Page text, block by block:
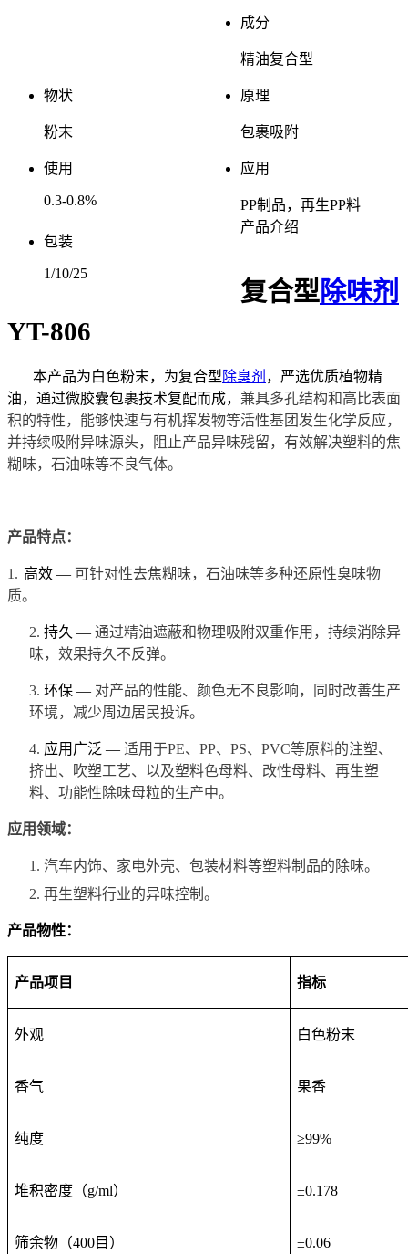
成分
精油复合型
物状
粉末
原理
包裹吸附
使用
0.3-0.8%
应用
PP制品，再生PP料
包装
1/10/25
产品介绍
复合型除味剂
YT-806
本产品为白色粉末，为复合型除臭剂 ，严选优质植物精
油，通过微胶囊包裹技术复配而成， 兼具多孔结构和高比表面
积的特性，能够快速与有机挥发物等活性基团发生化学反应，
并持续吸附异味源头，阻止产品异味残留，有效解决塑料的焦
糊味，石油味等不良气体。
产品特点：
1. 高效 — 可针对性去焦糊味，石油味等多种还原性臭味物
质。
2. 持久 — 通过精油遮蔽和物理吸附双重作用，持续消除异
味，效果持久不反弹。
3. 环保 — 对产品的性能、颜色无不良影响，同时改善生产
环境，减少周边居民投诉。
4. 应用广泛 — 适用于PE、PP、PS、PVC等原料的注塑、
挤出、吹塑工艺、以及塑料色母料、改性母料、再生塑
料、功能性除味母粒的生产中。
应用领域：
1. 汽车内饰、家电外壳、包装材料等塑料制品的除味。
2. 再生塑料行业的异味控制。
产品物性：
产品项目 指标
外观 白色粉末
香气 果香
纯度 ≥99%
堆积密度（g/ml） ±0.178
筛余物（400目） ±0.06